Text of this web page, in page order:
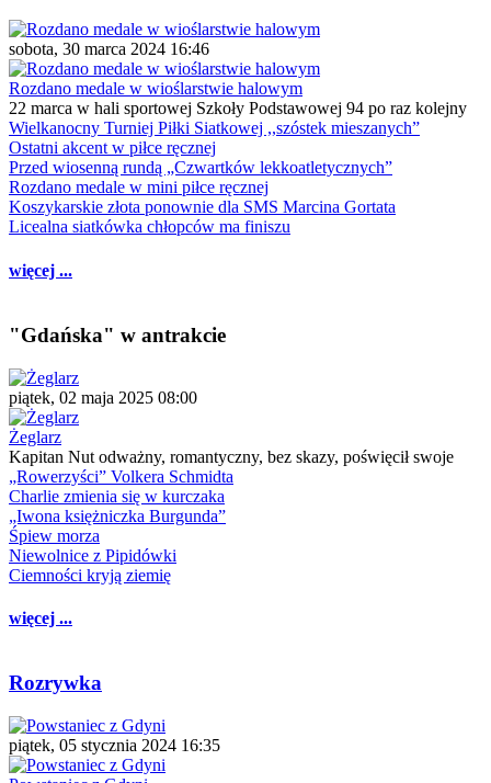
sobota, 30 marca 2024 16:46
Rozdano medale w wioślarstwie halowym
22 marca w hali sportowej Szkoły Podstawowej 94 po raz kolejny
Wielkanocny Turniej Piłki Siatkowej ,,szóstek mieszanych”
Ostatni akcent w piłce ręcznej
Przed wiosenną rundą „Czwartków lekkoatletycznych”
Rozdano medale w mini piłce ręcznej
Koszykarskie złota ponownie dla SMS Marcina Gortata
Licealna siatkówka chłopców ma finiszu
więcej ...
"Gdańska" w antrakcie
piątek, 02 maja 2025 08:00
Żeglarz
Kapitan Nut odważny, romantyczny, bez skazy, poświęcił swoje
„Rowerzyści” Volkera Schmidta
Charlie zmienia się w kurczaka
„Iwona księżniczka Burgunda”
Śpiew morza
Niewolnice z Pipidówki
Ciemności kryją ziemię
więcej ...
Rozrywka
piątek, 05 stycznia 2024 16:35